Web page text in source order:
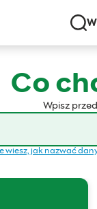
Co
Wpisz
wiesz, jak nazwać